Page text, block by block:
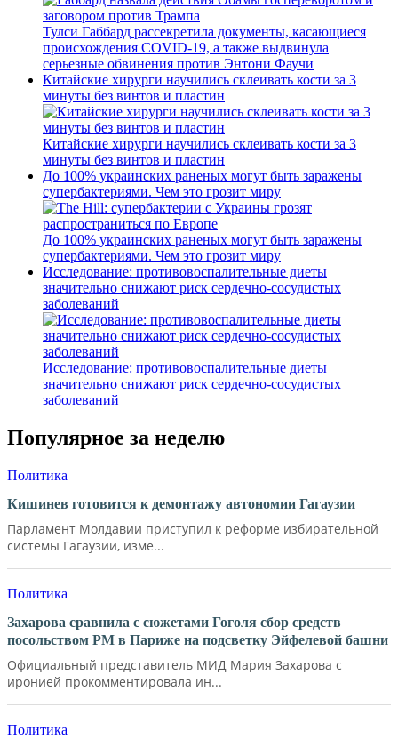
Тулси Габбард рассекретила документы, касающиеся
происхождения COVID-19, а также выдвинула
серьезные обвинения против Энтони Фаучи
Китайские хирурги научились склеивать кости за 3
минуты без винтов и пластин
Китайские хирурги научились склеивать кости за 3
минуты без винтов и пластин
До 100% украинских раненых могут быть заражены
супербактериями. Чем это грозит миру
До 100% украинских раненых могут быть заражены
супербактериями. Чем это грозит миру
Исследование: противовоспалительные диеты
значительно снижают риск сердечно-сосудистых
заболеваний
Исследование: противовоспалительные диеты
значительно снижают риск сердечно-сосудистых
заболеваний
Популярное за неделю
Политика
Кишинев готовится к демонтажу автономии Гагаузии
Парламент Молдавии приступил к реформе избирательной
системы Гагаузии, изме...
Политика
Захарова сравнила с сюжетами Гоголя сбор средств
посольством РМ в Париже на подсветку Эйфелевой башни
Официальный представитель МИД Мария Захарова с
иронией прокомментировала ин...
Политика